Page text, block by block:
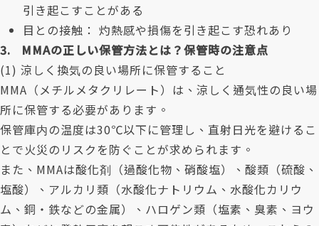
引き起こすことがある
目との接触： 灼熱感や損傷を引き起こす恐れあり
3. MMAの正しい保管方法とは？保管時の注意点
(1) 涼しく換気の良い場所に保管すること
MMA（メチルメタクリレート）は、涼しく通気性の良い場
所に保管する必要があります。
保管庫内の温度は30℃以下に管理し、直射日光を避けるこ
とで火災のリスクを防ぐことが求められます。
また、MMAは酸化剤（過酸化物、硝酸塩）、酸類（硫酸、
塩酸）、アルカリ類（水酸化ナトリウム、水酸化カリウ
ム、銅・鉄などの金属）、ハロゲン類（塩素、臭素、ヨウ